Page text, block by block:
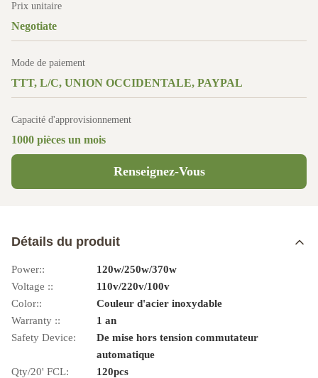
Prix unitaire
Negotiate
Mode de paiement
TTT, L/C, UNION OCCIDENTALE, PAYPAL
Capacité d'approvisionnement
1000 pièces un mois
Renseignez-Vous
Détails du produit
Power::
120w/250w/370w
Voltage ::
110v/220v/100v
Color::
Couleur d'acier inoxydable
Warranty ::
1 an
Safety Device:
De mise hors tension commutateur
automatique
Qty/20' FCL:
120pcs